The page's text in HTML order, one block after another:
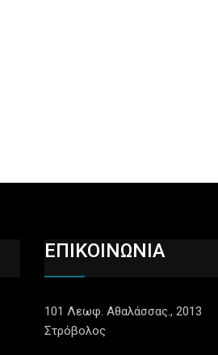
ΕΠΙΚΟΙΝΩΝΙΑ
101 Λεωφ. Αθαλάσσας., 2013
Στρόβολος